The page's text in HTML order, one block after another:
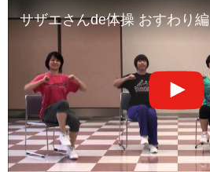
サザエさんde体操 おすわり編